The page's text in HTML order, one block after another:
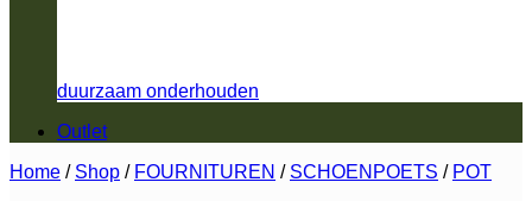
duurzaam onderhouden
Outlet
Home / Shop / FOURNITUREN / SCHOENPOETS / POT